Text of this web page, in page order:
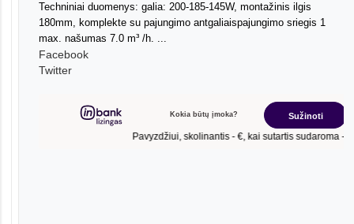
Techniniai duomenys: galia: 200-185-145W, montažinis ilgis
180mm, komplekte su pajungimo antgaliaispajungimo sriegis 1
max. našumas 7.0 m³ /h. ...
Facebook
Twitter